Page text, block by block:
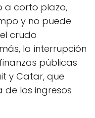
a corto plazo,
y no puede
crudo
la interrupción
públicas
y Catar, que
los ingresos